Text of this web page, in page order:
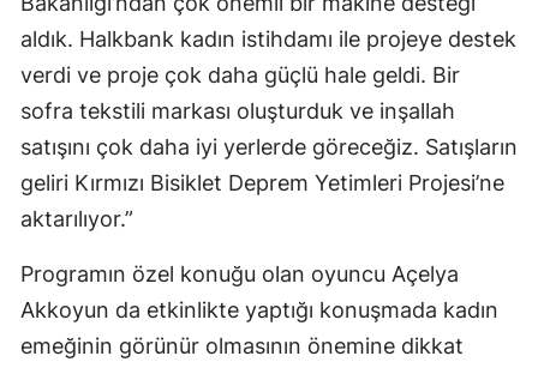
aldık. Halkbank kadın istihdamı ile projeye destek
verdi ve proje çok daha güçlü hale geldi. Bir
sofra tekstili markası oluşturduk ve inşallah
satışını çok daha iyi yerlerde göreceğiz. Satışların
geliri Kırmızı Bisiklet Deprem Yetimleri Projesi’ne
aktarılıyor.”
Programın özel konuğu olan oyuncu Açelya
Akkoyun da etkinlikte yaptığı konuşmada kadın
emeğinin görünür olmasının önemine dikkat